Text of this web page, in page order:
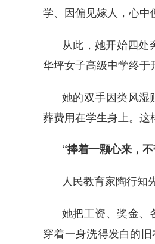
学、因偏见嫁人，心中
从此，她开始四处
华坪女子高级中学终于
她的双手因类风湿
葬费用在学生身上。这
“捧着一颗心来，
人民教育家陶行知
她把工资、奖金、
穿着一身洗得发白的